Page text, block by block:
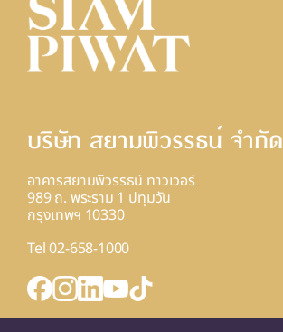
บริษัท สยามพิวรรธน์ จํากัด
อาคารสยามพิวรรธน์ ทาวเวอร์
989 ถ. พระราม 1 ปทุมวัน
กรุงเทพฯ 10330
Tel 02-658-1000